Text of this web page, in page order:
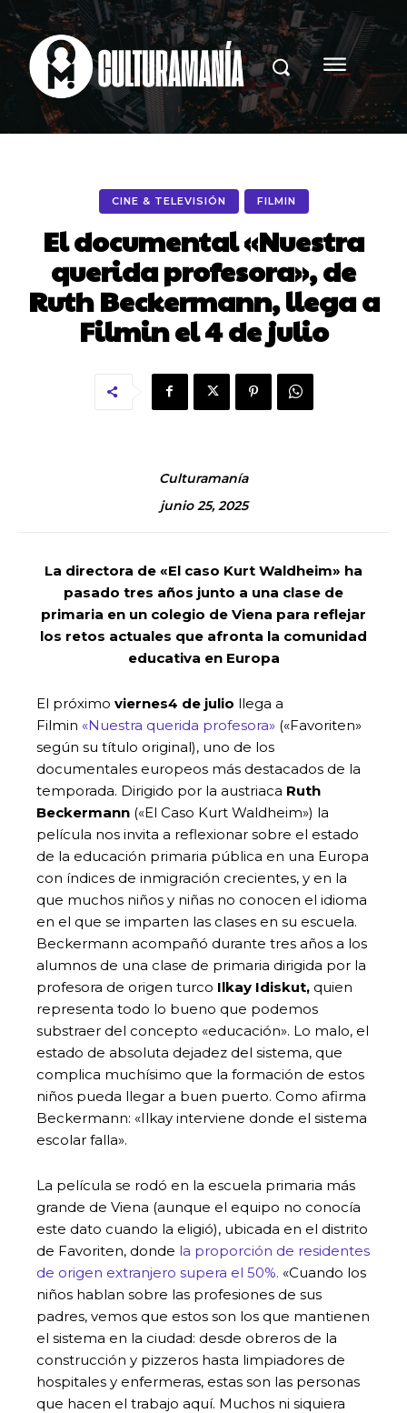
CINE & TELEVISIÓN FILMIN
El documental «Nuestra
querida profesora», de
Ruth Beckermann, llega a
Filmin el 4 de julio
Culturamanía
junio 25, 2025
La directora de «El caso Kurt Waldheim» ha
pasado tres años junto a una clase de
primaria en un colegio de Viena para reflejar
los retos actuales que afronta la comunidad
educativa en Europa
El próximo viernes4 de julio llega a
Filmin «Nuestra querida profesora» («Favoriten»
según su título original), uno de los
documentales europeos más destacados de la
temporada. Dirigido por la austriaca Ruth
Beckermann («El Caso Kurt Waldheim») la
película nos invita a reflexionar sobre el estado
de la educación primaria pública en una Europa
con índices de inmigración crecientes, y en la
que muchos niños y niñas no conocen el idioma
en el que se imparten las clases en su escuela.
Beckermann acompañó durante tres años a los
alumnos de una clase de primaria dirigida por la
profesora de origen turco Ilkay Idiskut, quien
representa todo lo bueno que podemos
substraer del concepto «educación». Lo malo, el
estado de absoluta dejadez del sistema, que
complica muchísimo que la formación de estos
niños pueda llegar a buen puerto. Como afirma
Beckermann: «Ilkay interviene donde el sistema
escolar falla».
La película se rodó en la escuela primaria más
grande de Viena (aunque el equipo no conocía
este dato cuando la eligió), ubicada en el distrito
de Favoriten, donde la proporción de residentes
de origen extranjero supera el 50%. «Cuando los
niños hablan sobre las profesiones de sus
padres, vemos que estos son los que mantienen
el sistema en la ciudad: desde obreros de la
construcción y pizzeros hasta limpiadores de
hospitales y enfermeras, estas son las personas
que hacen el trabajo aquí. Muchos ni siquiera